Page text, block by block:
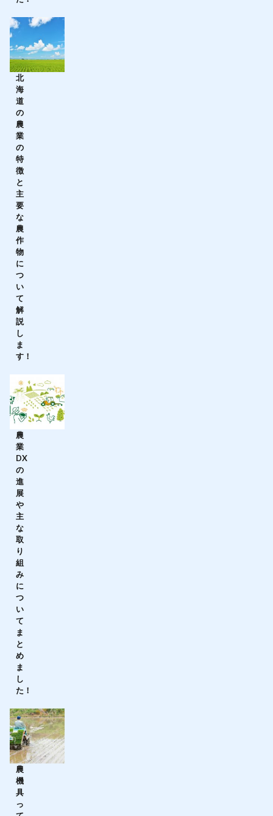
北
海
道
の
農
業
の
特
徴
と
主
要
な
農
作
物
に
つ
い
て
解
説
し
ま
す！
農
業
DX
の
進
展
や
主
な
取
り
組
み
に
つ
い
て
ま
と
め
ま
し
た！
農
機
具
っ